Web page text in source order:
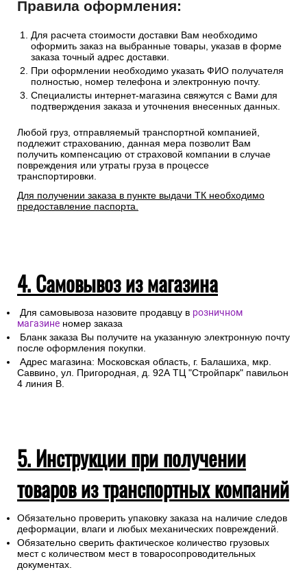
Правила оформления:
Для расчета стоимости доставки Вам необходимо
оформить заказ на выбранные товары, указав в форме
заказа точный адрес доставки.
При оформлении необходимо указать ФИО получателя
полностью, номер телефона и электронную почту.
Специалисты интернет-магазина свяжутся с Вами для
подтверждения заказа и уточнения внесенных данных.
Любой груз, отправляемый транспортной компанией,
подлежит страхованию, данная мера позволит Вам
получить компенсацию от страховой компании в случае
повреждения или утраты груза в процессе
транспортировки.
Для получении заказа в пункте выдачи ТК необходимо
предоставление паспорта.
4. Самовывоз из магазина
Для самовывоза назовите продавцу в розничном
магазине номер заказа
Бланк заказа Вы получите на указанную электронную почту
после оформления покупки.
Адрес магазина: Московская область, г. Балашиха, мкр.
Саввино, ул. Пригородная, д. 92А ТЦ "Стройпарк" павильон
4 линия В.
5. Инструкции при получении
товаров из транспортных компаний
Обязательно проверить упаковку заказа на наличие следов
деформации, влаги и любых механических повреждений.
Обязательно сверить фактическое количество грузовых
мест с количеством мест в товаросопроводительных
документах.